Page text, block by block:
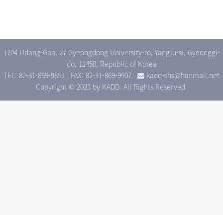
1704 Udang-Gan, 27 Gyeongdong University-ro, Yangju-si, Gyeonggi-
do, 11458, Republic of Korea
TEL: 82-31-869-9851
FAX: 82-31-869-9907
kadd-shs@hanmail.net
Copyright © 2023 by KADD. All Rights Reserved.